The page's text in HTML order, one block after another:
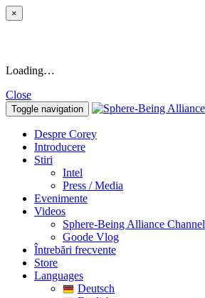
×
Loading…
Close
Toggle navigation
Despre Corey
Introducere
Stiri
Intel
Press / Media
Evenimente
Videos
Sphere-Being Alliance Channel
Goode Vlog
Întrebări frecvente
Store
Languages
Deutsch